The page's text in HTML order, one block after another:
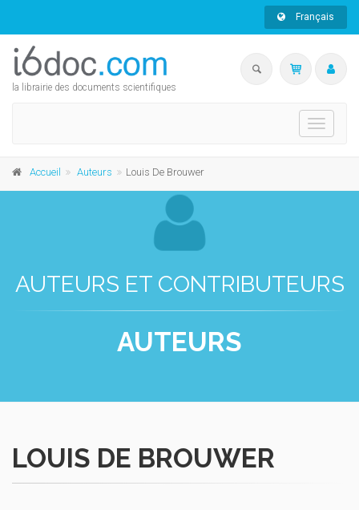
Français
la librairie des documents scientifiques
Toggle
Accueil Auteurs Louis De Brouwer
AUTEURS ET CONTRIBUTEURS
AUTEURS
LOUIS DE BROUWER